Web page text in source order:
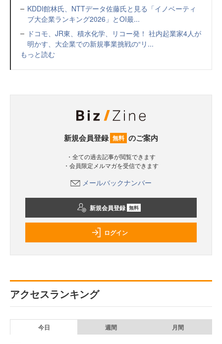
KDDI館林氏、NTTデータ佐藤氏と見る「イノベーティ
ブ大企業ランキング2026」とOI最...
ドコモ、JR東、積水化学、リコー発！ 社内起業家4人が
明かす、大企業での新規事業挑戦の“リ...
もっと読む
新規会員登録 無料 のご案内
・全ての過去記事が閲覧できます
・会員限定メルマガを受信できます
メールバックナンバー
新規会員登録 無料
ログイン
アクセスランキング
今日 週間 月間